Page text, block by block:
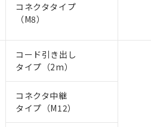
コネクタタイプ
（M8）
コード引き出し
タイプ（2m）
コネクタ中継
タイプ（M12）